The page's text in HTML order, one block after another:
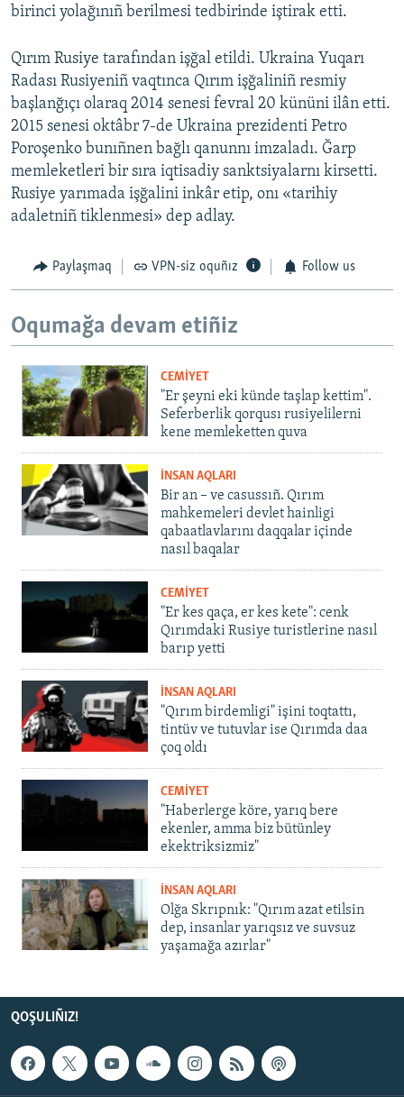
birinci yolağınıñ berilmesi tedbirinde iştirak etti.
Qırım Rusiye tarafından işğal etildi. Ukraina Yuqarı
Radası Rusiyeniñ vaqtınca Qırım işğaliniñ resmiy
başlanğıçı olaraq 2014 senesi fevral 20 kününi ilân etti.
2015 senesi oktâbr 7-de Ukraina prezidenti Petro
Poroşenko bunıñnen bağlı qanunnı imzaladı. Ğarp
memleketleri bir sıra iqtisadiy sanktsiyalarnı kirsetti.
Rusiye yarımada işğalini inkâr etip, onı «tarihiy
adaletniñ tiklenmesi» dep adlay.
Paylaşmaq VPN-siz oquñız Follow us
Oqumağa devam etiñiz
CEMİYET
"Er şeyni eki künde taşlap kettim".
Seferberlik qorqusı rusiyelilerni
kene memleketten quva
İNSAN AQLARI
Bir an – ve casussıñ. Qırım
mahkemeleri devlet hainligi
qabaatlavlarını daqqalar içinde
nasıl baqalar
CEMİYET
"Er kes qaça, er kes kete": cenk
Qırımdaki Rusiye turistlerine nasıl
barıp yetti
İNSAN AQLARI
"Qırım birdemligi" işini toqtattı,
tintüv ve tutuvlar ise Qırımda daa
çoq oldı
CEMİYET
"Haberlerge köre, yarıq bere
ekenler, amma biz bütünley
ekektriksizmiz"
İNSAN AQLARI
Olğa Skrıpnık: "Qırım azat etilsin
dep, insanlar yarıqsız ve suvsuz
yaşamağa azırlar"
QOŞULIÑIZ!